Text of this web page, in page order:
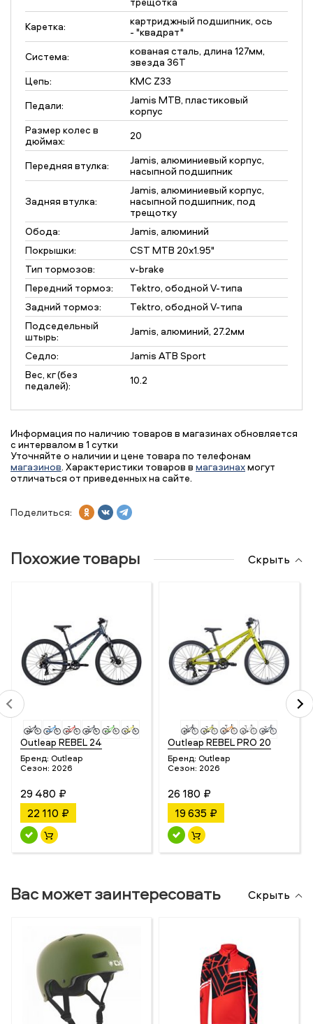
Каретка:
картриджный подшипник, ось
- "квадрат"
Система:
кованая сталь, длина 127мм,
звезда 36T
Цепь:
KMC Z33
Педали:
Jamis MTB, пластиковый
корпус
Размер колес в
дюймах:
20
Передняя втулка:
Jamis, алюминиевый корпус,
насыпной подшипник
Задняя втулка:
Jamis, алюминиевый корпус,
насыпной подшипник, под
трещотку
Обода:
Jamis, алюминий
Покрышки:
CST MTB 20x1.95"
Тип тормозов:
v-brake
Передний тормоз:
Tektro, ободной V-типа
Задний тормоз:
Tektro, ободной V-типа
Подседельный
штырь:
Jamis, алюминий, 27.2мм
Седло:
Jamis ATB Sport
Вес, кг (без
педалей):
10.2
Информация по наличию товаров в магазинах обновляется
с интервалом в 1 сутки
Уточняйте о наличии и цене товара по телефонам
магазинов. Характеристики товаров в магазинахмогут
отличаться от приведенных на сайте.
Поделиться:
Похожие товары Скрыть
Outleap REBEL 24
Бренд: Outleap
Сезон: 2026
29 480 ₽
22 110 ₽
Outleap REBEL PRO 20
Бренд: Outleap
Сезон: 2026
26 180 ₽
19 635 ₽
Вас может заинтересовать Скрыть